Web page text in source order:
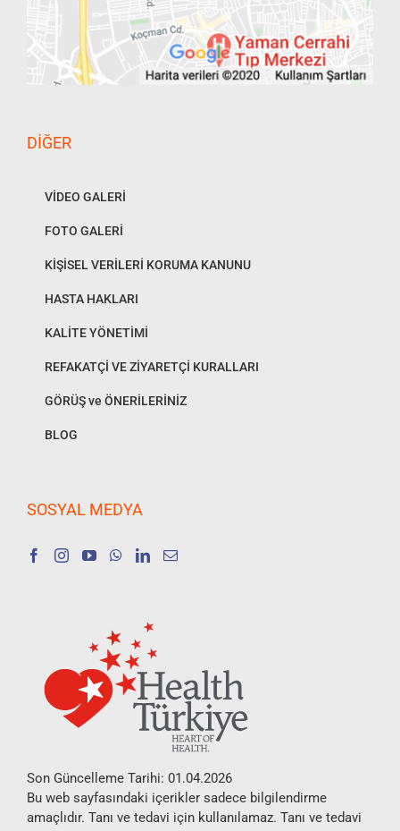
DIĞER
VİDEO GALERİ
FOTO GALERİ
KİŞİSEL VERİLERİ KORUMA KANUNU
HASTA HAKLARI
KALİTE YÖNETİMİ
REFAKATÇİ VE ZİYARETÇİ KURALLARI
GÖRÜŞ ve ÖNERİLERİNİZ
BLOG
SOSYAL MEDYA
Son Güncelleme Tarihi: 01.04.2026
Bu web sayfasındaki içerikler sadece bilgilendirme
amaçlıdır. Tanı ve tedavi için kullanılamaz. Tanı ve tedavi